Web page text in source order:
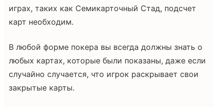
играх, таких как Семикарточный Стад, подсчет
карт необходим.
В любой форме покера вы всегда должны знать о
любых картах, которые были показаны, даже если
случайно случается, что игрок раскрывает свои
закрытые карты.